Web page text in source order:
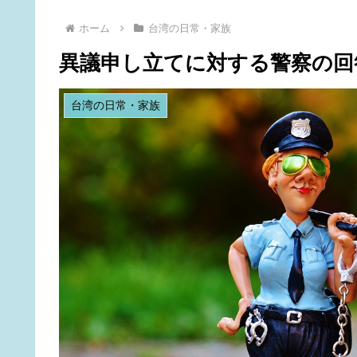
ホーム 台湾の日常・家族
異議申し立てに対する警察の
台湾の日常・家族